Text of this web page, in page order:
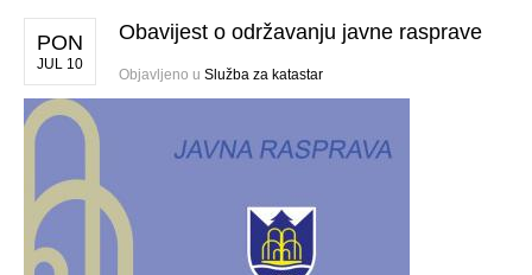
PON
JUL 10
Obavijest o održavanju javne rasprave
Objavljeno u Služba za katastar